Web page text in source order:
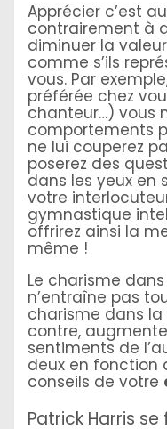
Apprécier c’est
contrairement à
diminuer la
comme s’ils
vous. Par
préférée chez
chanteur…) vous
comportements
ne lui couperez
poserez des
dans les yeux en
votre
gymnastique
offrirez ainsi la
même !
Le charisme
n’entraîne pas
charisme dans la
contre,
sentiments de
deux en fonction
conseils de votre
Patrick Harris